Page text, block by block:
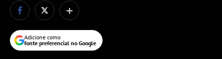
+
Adicione como
fonte preferencial no Google